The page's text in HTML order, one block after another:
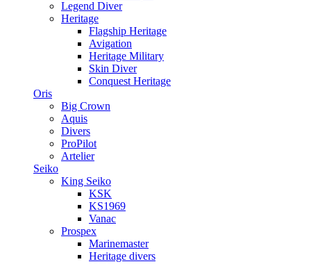
Legend Diver
Heritage
Flagship Heritage
Avigation
Heritage Military
Skin Diver
Conquest Heritage
Oris
Big Crown
Aquis
Divers
ProPilot
Artelier
Seiko
King Seiko
KSK
KS1969
Vanac
Prospex
Marinemaster
Heritage divers